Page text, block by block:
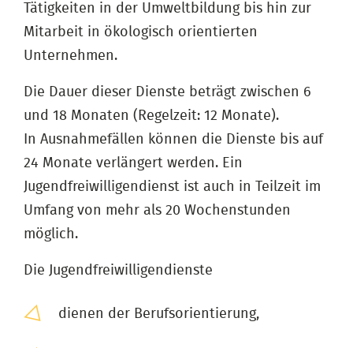
Tätigkeiten in der Umweltbildung bis hin zur
Mitarbeit in ökologisch orientierten
Unternehmen.
Die Dauer dieser Dienste beträgt zwischen 6
und 18 Monaten (Regelzeit: 12 Monate).
In Ausnahmefällen können die Dienste bis auf
24 Monate verlängert werden. Ein
Jugendfreiwilligendienst ist auch in Teilzeit im
Umfang von mehr als 20 Wochenstunden
möglich.
Die Jugendfreiwilligendienste
dienen der Berufsorientierung,